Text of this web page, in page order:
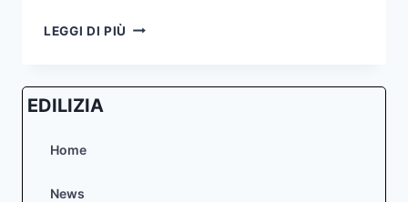
LEGGI DI PIÙ RIGENERAZIONE
BELLUNO
EDILIZIA
Home
News